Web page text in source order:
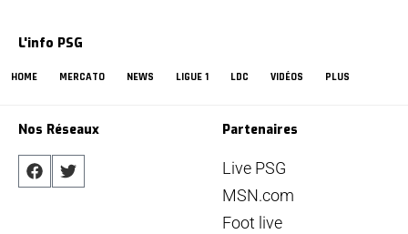
L'info PSG
HOME MERCATO NEWS LIGUE 1 LDC VIDÉOS PLUS
Nos Réseaux Partenaires
Live PSG
MSN.com
Foot live